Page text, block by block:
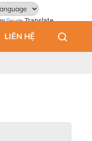
Translate
LIÊN HỆ